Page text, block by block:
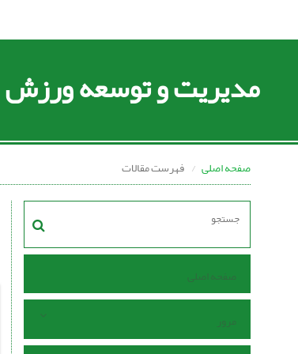
مدیریت و توسعه ورزش
صفحه اصلی فهرست مقالات
صفحه اصلی
مرور